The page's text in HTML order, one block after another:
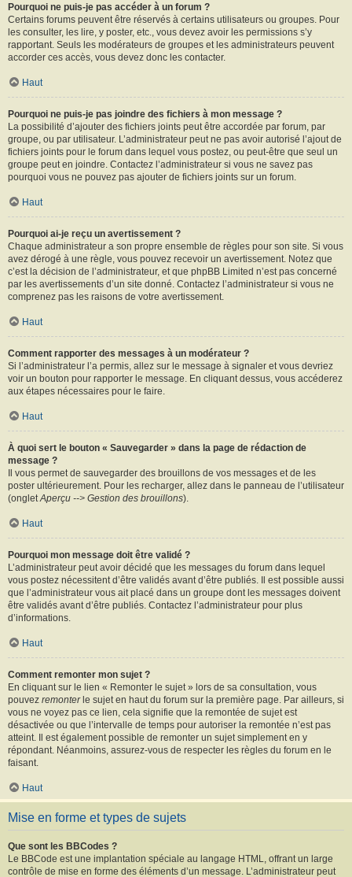
Pourquoi ne puis-je pas accéder à un forum ?
Certains forums peuvent être réservés à certains utilisateurs ou groupes. Pour
les consulter, les lire, y poster, etc., vous devez avoir les permissions s’y
rapportant. Seuls les modérateurs de groupes et les administrateurs peuvent
accorder ces accès, vous devez donc les contacter.
Haut
Pourquoi ne puis-je pas joindre des fichiers à mon message ?
La possibilité d’ajouter des fichiers joints peut être accordée par forum, par
groupe, ou par utilisateur. L’administrateur peut ne pas avoir autorisé l’ajout de
fichiers joints pour le forum dans lequel vous postez, ou peut-être que seul un
groupe peut en joindre. Contactez l’administrateur si vous ne savez pas
pourquoi vous ne pouvez pas ajouter de fichiers joints sur un forum.
Haut
Pourquoi ai-je reçu un avertissement ?
Chaque administrateur a son propre ensemble de règles pour son site. Si vous
avez dérogé à une règle, vous pouvez recevoir un avertissement. Notez que
c’est la décision de l’administrateur, et que phpBB Limited n’est pas concerné
par les avertissements d’un site donné. Contactez l’administrateur si vous ne
comprenez pas les raisons de votre avertissement.
Haut
Comment rapporter des messages à un modérateur ?
Si l’administrateur l’a permis, allez sur le message à signaler et vous devriez
voir un bouton pour rapporter le message. En cliquant dessus, vous accéderez
aux étapes nécessaires pour le faire.
Haut
À quoi sert le bouton « Sauvegarder » dans la page de rédaction de
message ?
Il vous permet de sauvegarder des brouillons de vos messages et de les
poster ultérieurement. Pour les recharger, allez dans le panneau de l’utilisateur
(ongletAperçu --> Gestion des brouillons).
Haut
Pourquoi mon message doit être validé ?
L’administrateur peut avoir décidé que les messages du forum dans lequel
vous postez nécessitent d’être validés avant d’être publiés. Il est possible aussi
que l’administrateur vous ait placé dans un groupe dont les messages doivent
être validés avant d’être publiés. Contactez l’administrateur pour plus
d’informations.
Haut
Comment remonter mon sujet ?
En cliquant sur le lien « Remonter le sujet » lors de sa consultation, vous
pouvez remonterle sujet en haut du forum sur la première page. Par ailleurs, si
vous ne voyez pas ce lien, cela signifie que la remontée de sujet est
désactivée ou que l’intervalle de temps pour autoriser la remontée n’est pas
atteint. Il est également possible de remonter un sujet simplement en y
répondant. Néanmoins, assurez-vous de respecter les règles du forum en le
faisant.
Haut
Mise en forme et types de sujets
Que sont les BBCodes ?
Le BBCode est une implantation spéciale au langage HTML, offrant un large
contrôle de mise en forme des éléments d’un message. L’administrateur peut